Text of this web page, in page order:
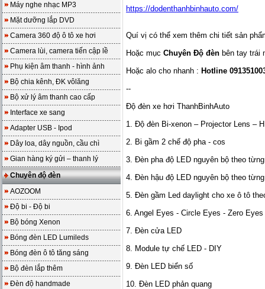
Máy nghe nhạc MP3
Mặt dưỡng lắp DVD
Camera 360 độ ô tô xe hơi
Camera lùi, camera tiến cập lề
Phụ kiện âm thanh - hình ảnh
Bộ chia kênh, ĐK vôlăng
Bộ xử lý âm thanh cao cấp
Interface xe sang
Adapter USB - Ipod
Dây loa, dây nguồn, cầu chì
Gian hàng ký gửi – thanh lý
Chuyên độ đèn
AOZOOM
Độ bi - Độ bi
Bộ bóng Xenon
Bóng đèn LED Lumileds
Bóng đèn ô tô tăng sáng
Bộ đèn lắp thêm
Đèn độ handmade
https://dodenthanhbinhauto.com/
Quí vị có thể xem thêm chi tiết sản
Hoặc mục Chuyên Độ đèn bên tay trái
Hoặc alo cho nhanh : Hotline
--
Độ đèn xe hơi ThanhBinhAuto
1. Độ đèn Bi-xenon – Projector Lens –
2. Bi gầm 2 chế độ pha - cos
3. Đèn pha độ LED nguyên bộ theo
4. Đèn hậu độ LED nguyên bộ theo
5. Đèn gầm Led daylight cho xe ô tô
6. Angel Eyes - Circle Eyes - Zero Eyes
7. Đèn cửa LED
8. Module tự chế LED - DIY
9. Đèn LED biển số
10. Đèn LED phản quang